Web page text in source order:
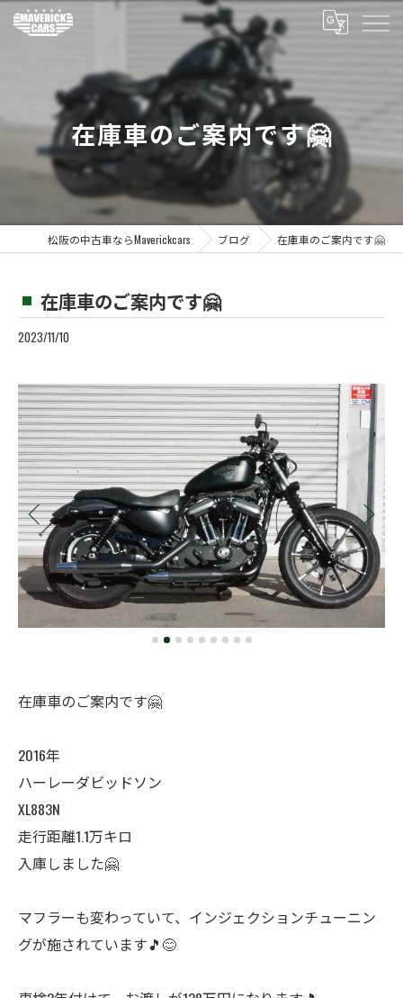
在庫車のご案内です🤗
松阪の中古車ならMaverickcars ブログ 在庫車のご案内です🤗
在庫車のご案内です🤗
2023/11/10
在庫車のご案内です🤗
2016年
ハーレーダビッドソン
XL883N
走行距離1.1万キロ
入庫しました🤗
マフラーも変わっていて、インジェクションチューニン
グが施されています🎵😊